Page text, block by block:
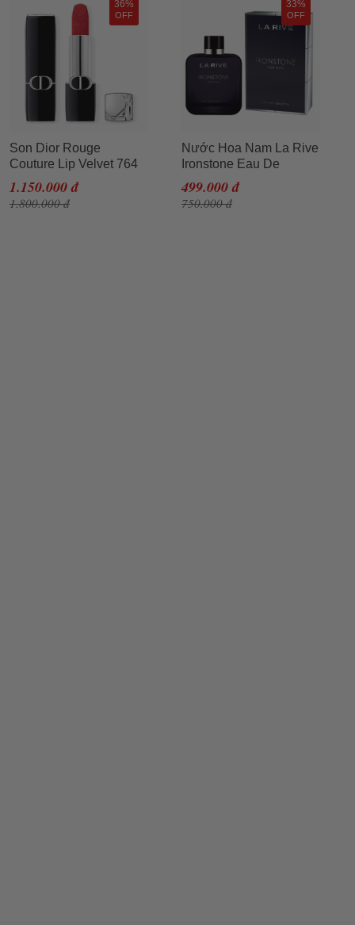
36%
OFF
Son Dior Rouge
Couture Lip Velvet 764
Rouge Gipsy Màu Đỏ
Hồng
1.150.000 đ
1.800.000 đ
33%
OFF
Nước Hoa Nam La Rive
Ironstone Eau De
Toilette 100ml
499.000 đ
750.000 đ